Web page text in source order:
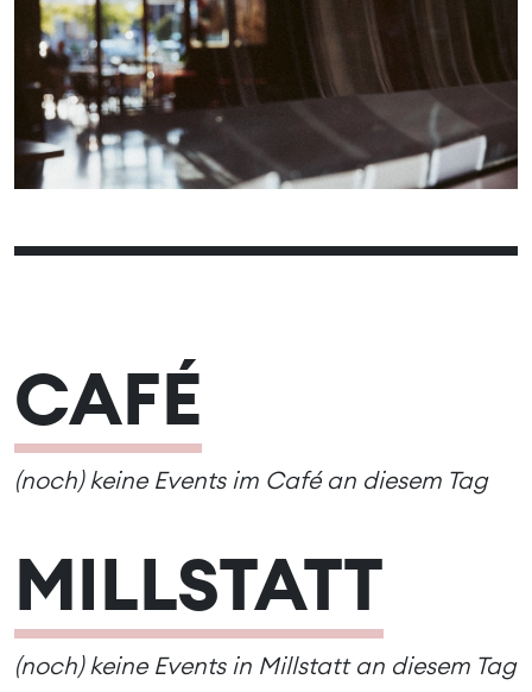
01
02
03 04 05 06 07
08
09
10 13 14
15
16
17 18 19 20 21
22
30
CAFÉ
(noch) keine Events im Café an diesem Tag
MILLSTATT
(noch) keine Events in Millstatt an diesem Tag